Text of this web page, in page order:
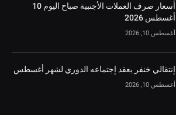
أسعار صرف العملات الأجنبية صباح اليوم 10
أغسطس 2026
أغسطس 10, 2026
إنتقالي خنفر يعقد إجتماعه الدوري لشهر أغسطس
أغسطس 10, 2026